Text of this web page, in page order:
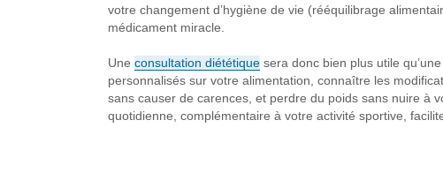
votre changement d’hygiène de vie (rééquilibrage
médicament miracle.
Une consultation diététiquesera donc bien plus utile
personnalisés sur votre alimentation, connaître les
sans causer de carences, et perdre du poids sans nuire à
quotidienne, complémentaire à votre activité sportive,